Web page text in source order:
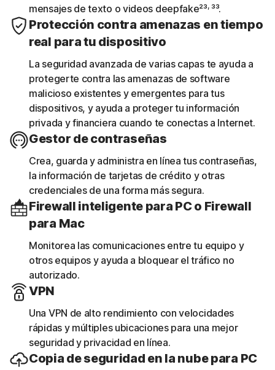
mensajes de texto o videos deepfake²³,³³.
Protección contra amenazas en tiempo
real para tu dispositivo
La seguridad avanzada de varias capas te ayuda a
protegerte contra las amenazas de software
malicioso existentes y emergentes para tus
dispositivos, y ayuda a proteger tu información
privada y financiera cuando te conectas a Internet.
Gestor de contraseñas
Crea, guarda y administra en línea tus contraseñas,
la información de tarjetas de crédito y otras
credenciales de una forma más segura.
Firewall inteligente para PC o Firewall
para Mac
Monitorea las comunicaciones entre tu equipo y
otros equipos y ayuda a bloquear el tráfico no
autorizado.
VPN
Una VPN de alto rendimiento con velocidades
rápidas y múltiples ubicaciones para una mejor
seguridad y privacidad en línea.
Copia de seguridad en la nube para PC